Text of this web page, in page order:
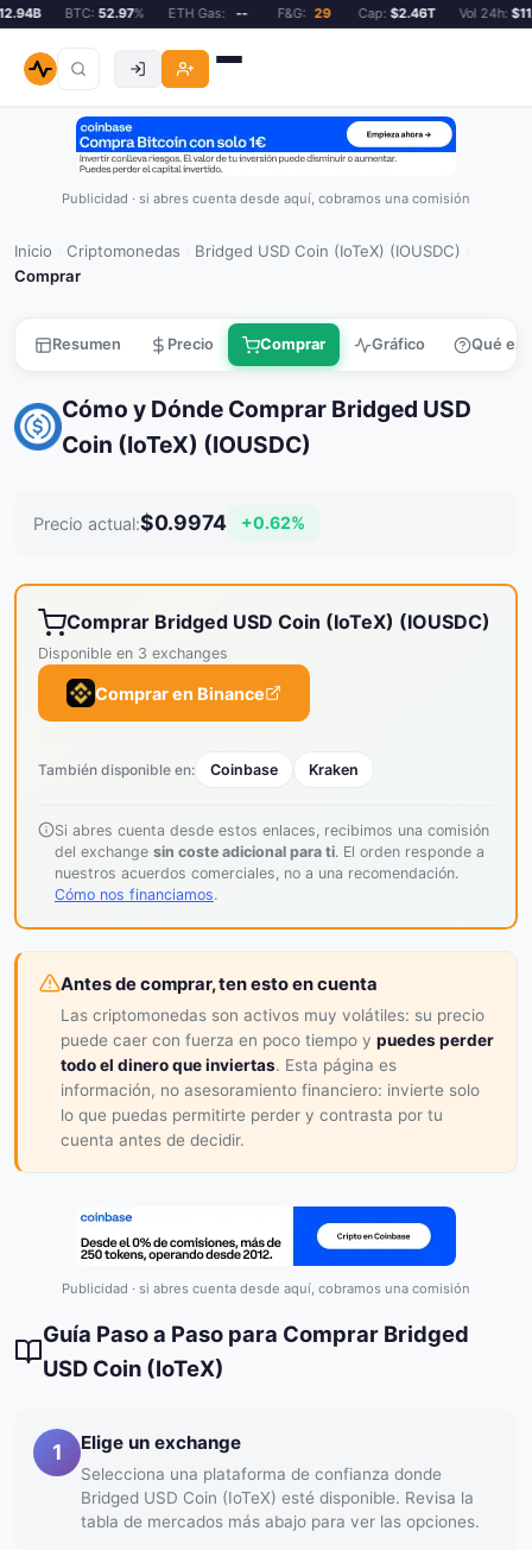
BTC:52.97% ETH Gas: -- F&G: 29 Cap:$2.46T Vol 24h:
Publicidad · si abres cuenta desde aquí, cobramos una comisión
Inicio Criptomonedas Bridged USD Coin (IoTeX) (IOUSDC)
Comprar
Resumen Precio Comprar Gráfico Qué es
Cómo y Dónde Comprar Bridged USD
Coin (IoTeX) (IOUSDC)
Precio actual:$0.9974 +0.62%
Comprar Bridged USD Coin (IoTeX) (IOUSDC)
Disponible en 3 exchanges
Comprar en Binance
También disponible en: Coinbase Kraken
Si abres cuenta desde estos enlaces, recibimos una comisión
del exchange sin coste adicional para ti. El orden responde a
nuestros acuerdos comerciales, no a una recomendación.
Cómo nos financiamos.
Antes de comprar, ten esto en cuenta
Las criptomonedas son activos muy volátiles: su precio
puede caer con fuerza en poco tiempo y puedes perder
todo el dinero que inviertas. Esta página es
información, no asesoramiento financiero: invierte solo
lo que puedas permitirte perder y contrasta por tu
cuenta antes de decidir.
Publicidad · si abres cuenta desde aquí, cobramos una comisión
Guía Paso a Paso para Comprar Bridged
USD Coin (IoTeX)
1 Elige un exchange
Selecciona una plataforma de confianza donde
Bridged USD Coin (IoTeX) esté disponible. Revisa la
tabla de mercados más abajo para ver las opciones.